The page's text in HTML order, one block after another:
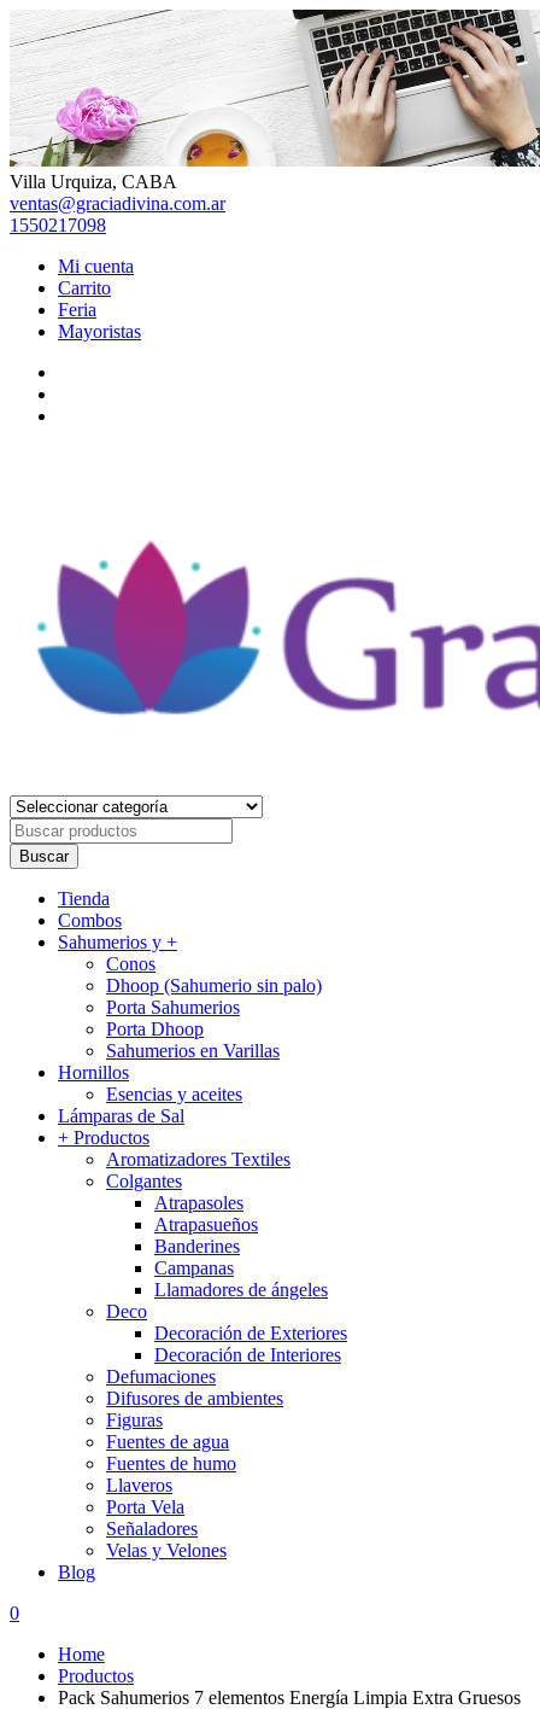
Skip
to
content
Villa Urquiza, CABA
ventas@graciadivina.com.ar
1550217098
Mi cuenta
Carrito
Feria
Mayoristas
Gracia Divina
Tienda Holística
Buscar
porBuscar
Primary
Menu
Tienda
Combos
Sahumerios y +
Conos
Dhoop (Sahumerio sin palo)
Porta Sahumerios
Porta Dhoop
Sahumerios en Varillas
Hornillos
Esencias y aceites
Lámparas de Sal
+ Productos
Aromatizadores Textiles
Colgantes
Atrapasoles
Atrapasueños
Banderines
Campanas
Llamadores de ángeles
Deco
Decoración de Exteriores
Decoración de Interiores
Defumaciones
Difusores de ambientes
Figuras
Fuentes de agua
Fuentes de humo
Llaveros
Porta Vela
Señaladores
Velas y Velones
Blog
0
Home
Productos
Pack Sahumerios 7 elementos Energía Limpia Extra Gruesos